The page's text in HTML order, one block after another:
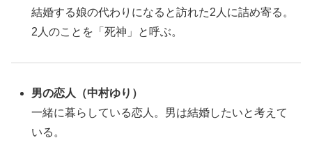
結婚する娘の代わりになると訪れた2人に詰め寄る。
2人のことを「死神」と呼ぶ。
男の恋人（中村ゆり）
一緒に暮らしている恋人。男は結婚したいと考えて
いる。